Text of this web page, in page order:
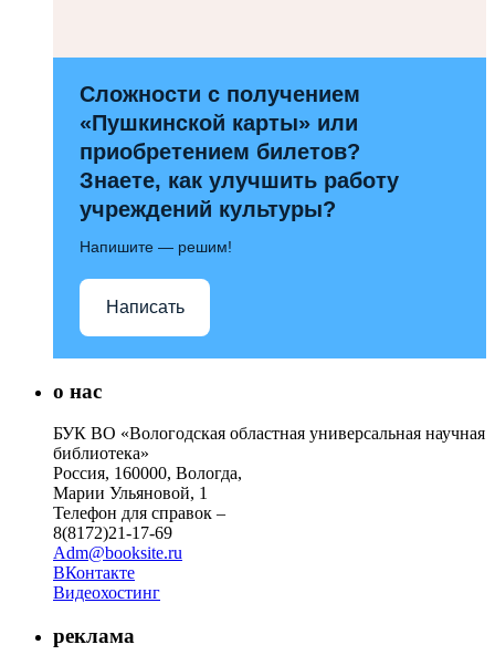
Сложности с получением
«Пушкинской карты» или
приобретением билетов?
Знаете, как улучшить работу
учреждений культуры?
Напишите — решим!
Написать
о нас
БУК ВО «Вологодская областная универсальная научная
библиотека»
Россия, 160000, Вологда,
Марии Ульяновой, 1
Телефон для справок –
8(8172)21-17-69
Adm@booksite.ru
ВКонтакте
Видеохостинг
реклама